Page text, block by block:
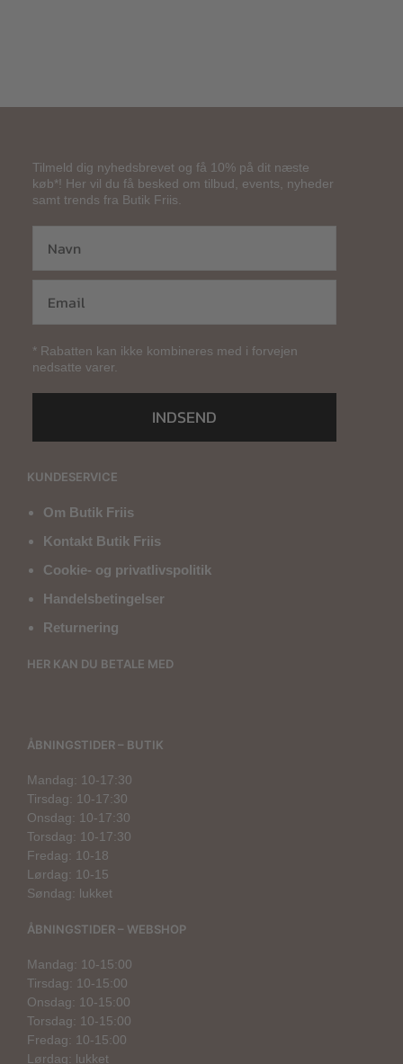
Tilmeld dig nyhedsbrevet og få 10% på dit næste
køb*! Her vil du få besked om tilbud, events, nyheder
samt trends fra Butik Friis.
* Rabatten kan ikke kombineres med i forvejen
nedsatte varer.
INDSEND
KUNDESERVICE
Om Butik Friis
Kontakt Butik Friis
Cookie- og privatlivspolitik
Handelsbetingelser
Returnering
HER KAN DU BETALE MED
ÅBNINGSTIDER – BUTIK
Mandag: 10-17:30
Tirsdag: 10-17:30
Onsdag: 10-17:30
Torsdag: 10-17:30
Fredag: 10-18
Lørdag: 10-15
Søndag: lukket
ÅBNINGSTIDER – WEBSHOP
Mandag: 10-15:00
Tirsdag: 10-15:00
Onsdag: 10-15:00
Torsdag: 10-15:00
Fredag: 10-15:00
Lørdag: lukket